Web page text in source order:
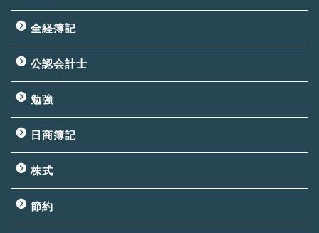
全経簿記
公認会計士
勉強
日商簿記
株式
節約